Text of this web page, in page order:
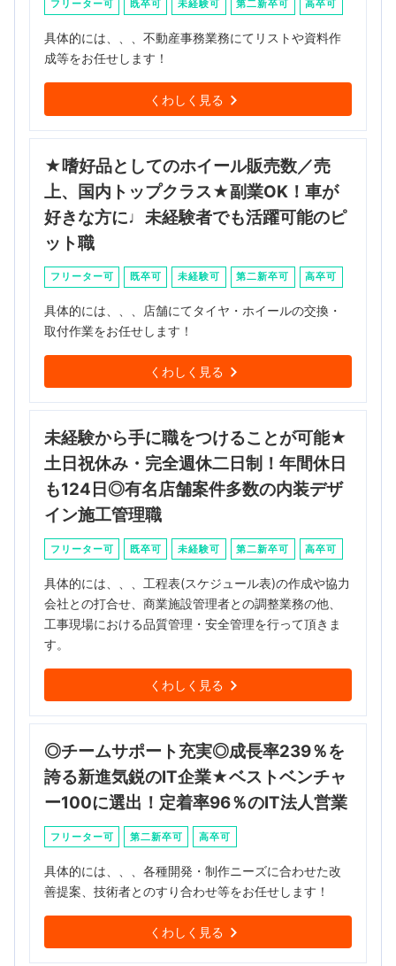
フリーター可 既卒可 未経験可 第二新卒可 高卒可
具体的には、、、不動産事務業務にてリストや資料作
成等をお任せします！
くわしく見る
★嗜好品としてのホイール販売数／売
上、国内トップクラス★副業OK！車が
好きな方に♩未経験者でも活躍可能のピ
ット職
フリーター可 既卒可 未経験可 第二新卒可 高卒可
具体的には、、、店舗にてタイヤ・ホイールの交換・
取付作業をお任せします！
くわしく見る
未経験から手に職をつけることが可能★
土日祝休み・完全週休二日制！年間休日
も124日◎有名店舗案件多数の内装デザ
イン施工管理職
フリーター可 既卒可 未経験可 第二新卒可 高卒可
具体的には、、、工程表(スケジュール表)の作成や協力
会社との打合せ、商業施設管理者との調整業務の他、
工事現場における品質管理・安全管理を行って頂きま
す。
くわしく見る
◎チームサポート充実◎成長率239％を
誇る新進気鋭のIT企業★ベストベンチャ
ー100に選出！定着率96％のIT法人営業
フリーター可 第二新卒可 高卒可
具体的には、、、各種開発・制作ニーズに合わせた改
善提案、技術者とのすり合わせ等をお任せします！
くわしく見る